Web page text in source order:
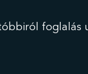
foglalás